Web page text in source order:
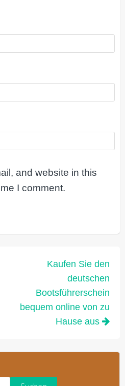
and website in this
I comment.
Kaufen Sie den
deutschen
Bootsführerschein
bequem online von zu
Hause aus